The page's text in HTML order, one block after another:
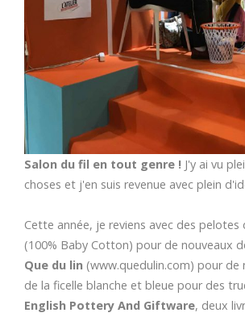
Salon du fil en tout genre ! J'y ai vu
choses et j'en suis revenue avec plein
Cette année, je reviens avec des pelotes
(100% Baby Cotton) pour de nouveaux
Que du lin (www.quedulin.com) pour de
de la ficelle blanche et bleue pour des
English Pottery And Giftware, deux